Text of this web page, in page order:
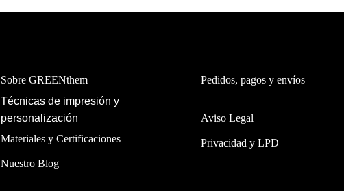
página
producto
Sobre GREENthem
Técnicas de impresión y
personalización
Materiales y Certificaciones
Nuestro Blog
Pedidos, pagos y envíos
Aviso Legal
Privacidad y LPD